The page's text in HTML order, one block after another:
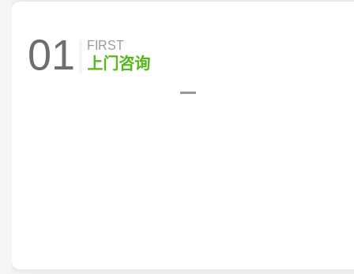
01 FIRST
上门咨询